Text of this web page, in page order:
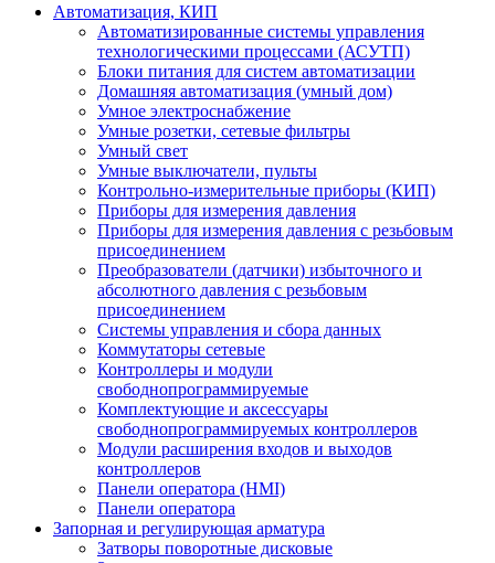
Автоматизация, КИП
Автоматизированные системы управления
технологическими процессами (АСУТП)
Блоки питания для систем автоматизации
Домашняя автоматизация (умный дом)
Умное электроснабжение
Умные розетки, сетевые фильтры
Умный свет
Умные выключатели, пульты
Контрольно-измерительные приборы (КИП)
Приборы для измерения давления
Приборы для измерения давления с резьбовым
присоединением
Преобразователи (датчики) избыточного и
абсолютного давления с резьбовым
присоединением
Системы управления и сбора данных
Коммутаторы сетевые
Контроллеры и модули
свободнопрограммируемые
Комплектующие и аксессуары
свободнопрограммируемых контроллеров
Модули расширения входов и выходов
контроллеров
Панели оператора (HMI)
Панели оператора
Запорная и регулирующая арматура
Затворы поворотные дисковые